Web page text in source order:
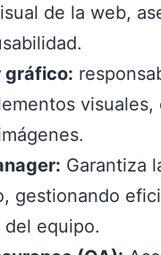
de la web,
gráfico:
visuales,
Garantiza
gestionando
del equipo.